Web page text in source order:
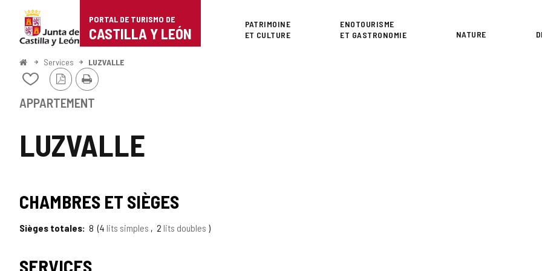
Portal
de
Turismo
Castilla
León
PORTAL DE TURISMO DE
CASTILLA Y LEÓN
Superior
PATRIMOINE
ET CULTURE
ENOTOURISME
ET GASTRONOMIE
NATURE
<
Accueil
Services LUZVALLE
LUZVALLE
Ajouter/retirer
contenu
Version
PDF
Imprimer
APPARTEMENT
CHAMBRES ET SIÈGES
Sièges totales 8 4 lits simples 2 lits doubles
SERVICES